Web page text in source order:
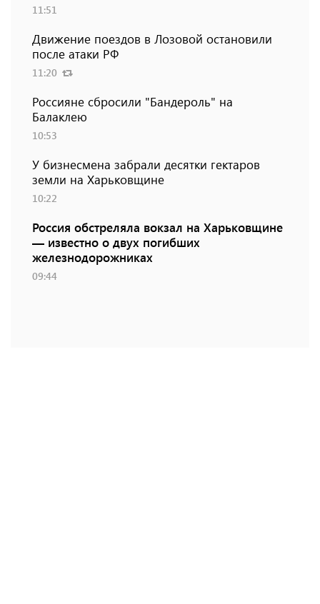
11:51
Движение поездов в Лозовой остановили
после атаки РФ
11:20
Россияне сбросили "Бандероль" на
Балаклею
10:53
У бизнесмена забрали десятки гектаров
земли на Харьковщине
10:22
Россия обстреляла вокзал на Харьковщине
— известно о двух погибших
железнодорожниках
09:44